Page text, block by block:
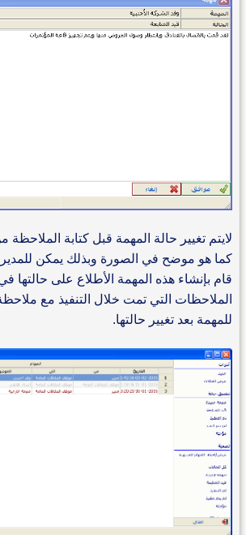
لايتم تغيير حالة المهمة قبل كتابة
كما هو موضح في الصورة وبذلك يمكن
قام بإنشاء هذه المهمة الأطلاع على حالتها
الملاحظات التي تمت خلال التنفيذ مع
للمهمة بعد تغيير حالتها.